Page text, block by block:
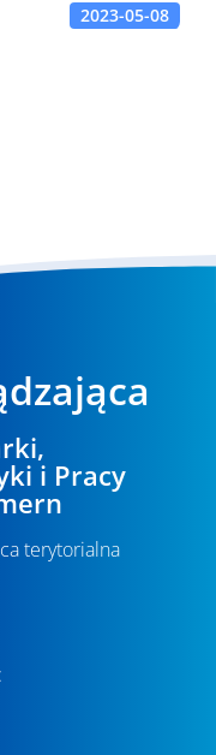
2023-05-08
i Pracy
terytorialna